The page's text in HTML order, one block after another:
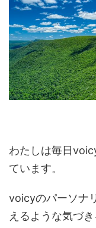
わたしは毎日
ています。
voicyのパーソナ
えるような気づ